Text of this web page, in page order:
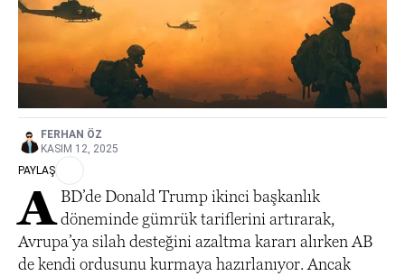
FERHAN ÖZ
KASIM 12, 2025
PAYLAŞ
A BD’de Donald Trump ikinci başkanlık
döneminde gümrük tariflerini artırarak,
Avrupa’ya silah desteğini azaltma kararı alırken AB
de kendi ordusunu kurmaya hazırlanıyor. Ancak